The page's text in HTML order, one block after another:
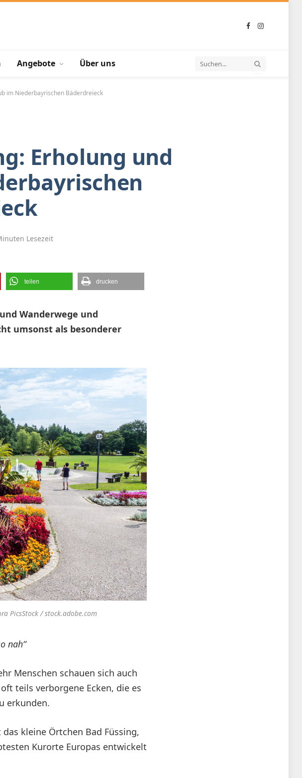
FacebookInstagram
Angebote Über uns
im Niederbayrischen Bäderdreieck
Erholung und
Lesezeit
teilen drucken
Wanderwege und
umsonst als besonderer
PicsStock / stock.adobe.com
nah“
Menschen schauen sich auch
teils verborgene Ecken, die es
erkunden.
kleine Örtchen Bad Füssing,
Kurorte Europas entwickelt